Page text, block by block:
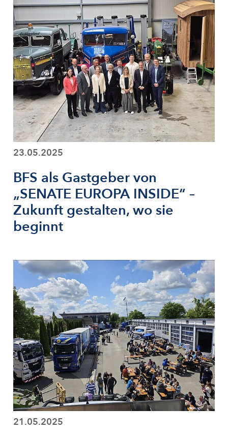
23.05.2025
BFS als Gastgeber von
„SENATE EUROPA INSIDE“ –
Zukunft gestalten, wo sie
beginnt
21.05.2025